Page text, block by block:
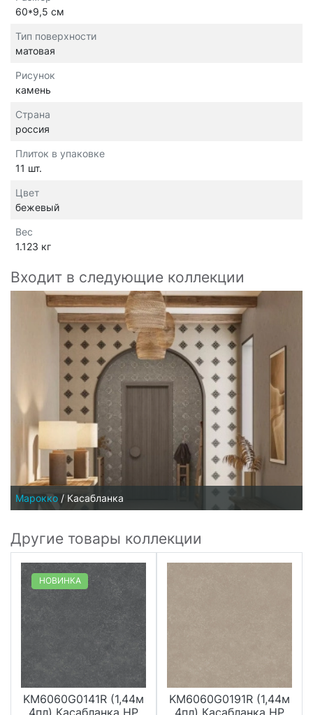
60*9,5 см
Тип поверхности
матовая
Рисунок
камень
Страна
россия
Плиток в упаковке
11 шт.
Цвет
бежевый
Вес
1.123 кг
Входит в следующие коллекции
Марокко / Касабланка
Другие товары коллекции
НОВИНКА
KM6060G0141R (1,44м
4пл) Касабланка HP
KM6060G0191R (1,44м
4пл) Касабланка HP